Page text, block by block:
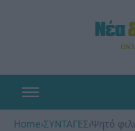
Home›ΣΥΝΤΑΓΕΣ›Ψητό